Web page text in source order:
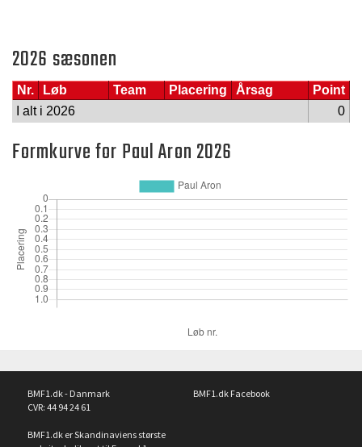
2026 sæsonen
Nr. Løb Team Placering Årsag
Point
I alt i 2026
0
Formkurve for Paul Aron 2026
BMF1.dk - Danmark
CVR: 44 94 24 61
BMF1.dk er Skandinaviens største
BMF1.dk Facebook